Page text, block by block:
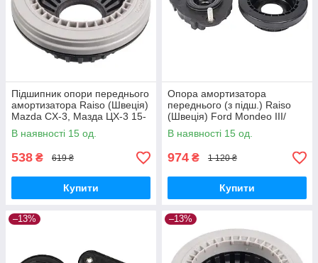
Підшипник опори переднього
амортизатора Raiso (Швеція)
Mazda CX-3, Мазда ЦХ-3 15-
#RC71960 UARHQKP17
В наявності 15 од.
538 ₴ 619 ₴
Купити
Опора амортизатора
переднього (з підш.) Raiso
(Швеція) Ford Mondeo III/
Форд Мондео 3 00-07
#RC01211 UAGYXYY17
В наявності 15 од.
974 ₴ 1 120 ₴
Купити
–13% –13%